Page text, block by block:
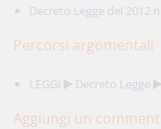
Decreto Legge del 2012
Percorsi argomentali
LEGGI Decreto Legge
Aggiungi un